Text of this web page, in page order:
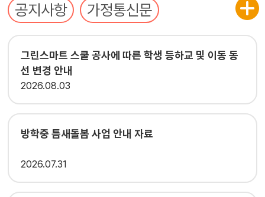
공지사항 가정통신문
그린스마트 스쿨 공사에 따른 학생 등하교 및 이동 동
선 변경 안내
2026 08.03
방학중 틈새돌봄 사업 안내 자료
2026 07.31